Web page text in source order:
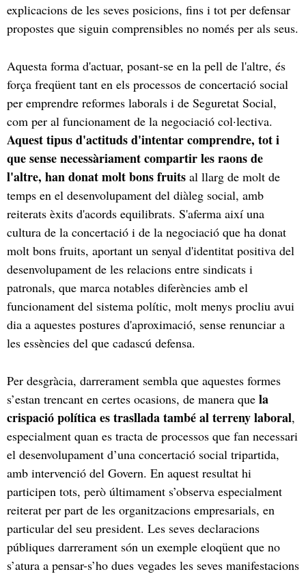
explicacions de les seves posicions, fins i tot per defensar
propostes que siguin comprensibles no només per als seus.
Aquesta forma d'actuar, posant-se en la pell de l'altre, és
força freqüent tant en els processos de concertació social
per emprendre reformes laborals i de Seguretat Social,
com per al funcionament de la negociació col·lectiva.
Aquest tipus d'actituds d'intentar comprendre, tot i
que sense necessàriament compartir les raons de
l'altre, han donat molt bons fruits al llarg de molt de
temps en el desenvolupament del diàleg social, amb
reiterats èxits d'acords equilibrats. S'aferma així una
cultura de la concertació i de la negociació que ha donat
molt bons fruits, aportant un senyal d'identitat positiva del
desenvolupament de les relacions entre sindicats i
patronals, que marca notables diferències amb el
funcionament del sistema polític, molt menys procliu avui
dia a aquestes postures d'aproximació, sense renunciar a
les essències del que cadascú defensa.
Per desgràcia, darrerament sembla que aquestes formes
s’estan trencant en certes ocasions, de manera que la
crispació política es trasllada també al terreny laboral,
especialment quan es tracta de processos que fan necessari
el desenvolupament d’una concertació social tripartida,
amb intervenció del Govern. En aquest resultat hi
participen tots, però últimament s’observa especialment
reiterat per part de les organitzacions empresarials, en
particular del seu president. Les seves declaracions
públiques darrerament són un exemple eloqüent que no
s’atura a pensar-s’ho dues vegades les seves manifestacions